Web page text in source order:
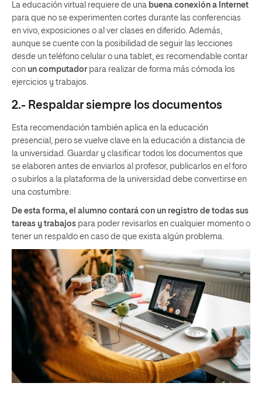
La educación virtual requiere de una buena conexión a Internet
para que no se experimenten cortes durante las conferencias
en vivo, exposiciones o al ver clases en diferido. Además,
aunque se cuente con la posibilidad de seguir las lecciones
desde un teléfono celular o una tablet, es recomendable contar
con un computador para realizar de forma más cómoda los
ejercicios y trabajos.
2.- Respaldar siempre los documentos
Esta recomendación también aplica en la educación
presencial, pero se vuelve clave en la educación a distancia de
la universidad. Guardar y clasificar todos los documentos que
se elaboren antes de enviarlos al profesor, publicarlos en el foro
o subirlos a la plataforma de la universidad debe convertirse en
una costumbre.
De esta forma, el alumno contará con un registro de todas sus
tareas y trabajos para poder revisarlos en cualquier momento o
tener un respaldo en caso de que exista algún problema.